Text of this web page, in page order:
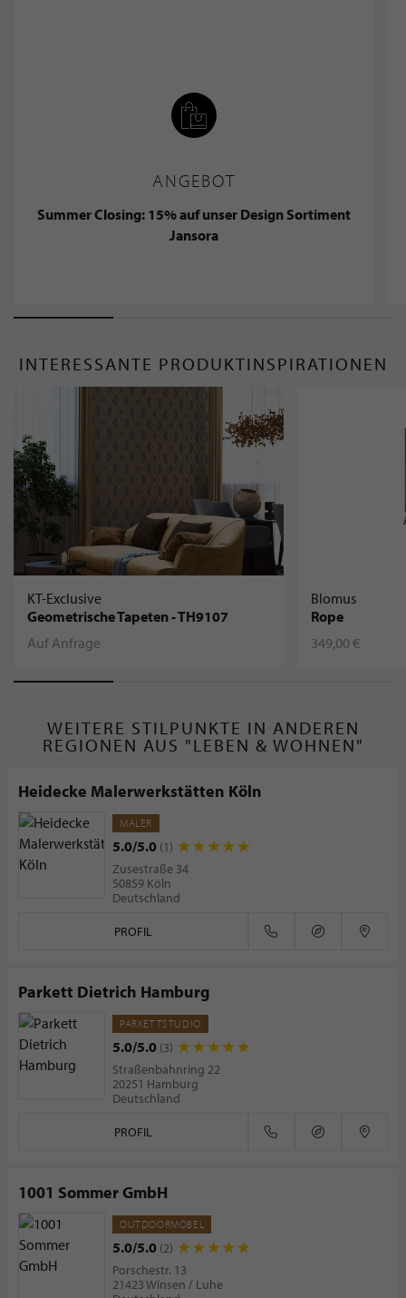
ANGEBOT
Summer Closing: 15% auf unser Design Sortiment
Jansora
INTERESSANTE PRODUKTINSPIRATIONEN
KT-Exclusive
Geometrische Tapeten - TH9107
Auf Anfrage
Blomus
Rope
349,00 €
WEITERE STILPUNKTE IN ANDEREN
REGIONEN AUS "LEBEN & WOHNEN"
Heidecke Malerwerkstätten Köln
MALER
5.0/5.0 (1)
Zusestraße 34
50859 Köln
Deutschland
PROFIL
Parkett Dietrich Hamburg
PARKETTSTUDIO
5.0/5.0 (3)
Straßenbahnring 22
20251 Hamburg
Deutschland
PROFIL
1001 Sommer GmbH
OUTDOORMÖBEL
5.0/5.0 (2)
Porschestr. 13
21423 Winsen / Luhe